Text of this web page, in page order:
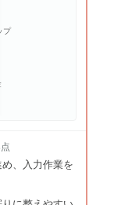
プ
、入力作業を